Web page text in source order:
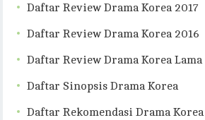
Daftar Review Drama Korea 2017
Daftar Review Drama Korea 2016
Daftar Review Drama Korea Lama
Daftar Sinopsis Drama Korea
Daftar Rekomendasi Drama